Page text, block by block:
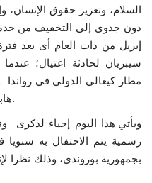
السلام، وتعزيز حقوق الإنسان،
دون جدوى إلى التخفيف من
إبريل من ذات العام أى بعد
سيبريان لحادثة اغتيال؛
مطار كيغالي الدولي في رواندا
هابياريمانا وتوفي أيضا في هذا الحادث.
ويأتي هذا اليوم إحياء لذكرى
رسمية يتم الاحتفال به
بجمهورية بوروندي، وذلك نظرا